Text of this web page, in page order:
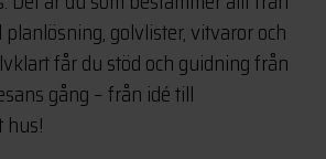
golvlister, vitvaror och
får du stöd och guidning från
gång – från idé till